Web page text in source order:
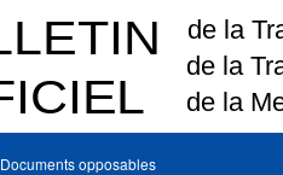
Documents opposables